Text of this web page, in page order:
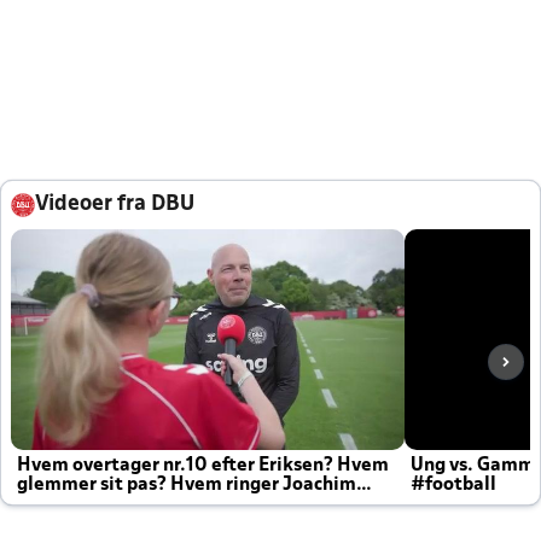
Videoer fra DBU
Hvem overtager nr.10 efter Eriksen? Hvem
glemmer sit pas? Hvem ringer Joachim
altid til efter kampe?
Ung vs.
#football